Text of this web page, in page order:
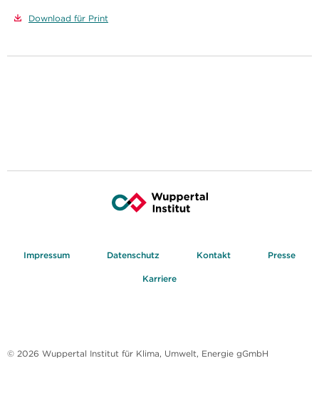
Download für Print
Impressum Datenschutz Kontakt Presse
Karriere
© 2026 Wuppertal Institut für Klima, Umwelt, Energie gGmbH